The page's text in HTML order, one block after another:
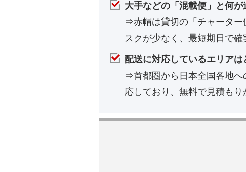
大手などの「混載便」と何が
⇒赤帽は貸切の「チャーター
スクが少なく、最短期日で確
配送に対応しているエリアは
⇒首都圏から日本全国各地へ
応しており、無料で見積もり